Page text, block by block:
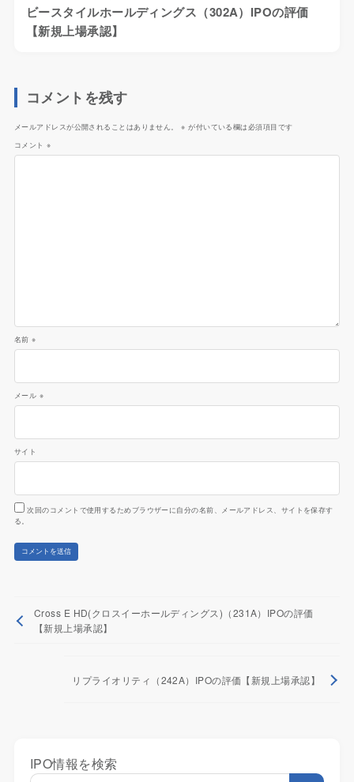
ビースタイルホールディングス（302A）IPOの評価
【新規上場承認】
コメントを残す
メールアドレスが公開されることはありません。 ※ が付いている欄は必須項目です
コメント※
名前※
メール ※
サイト
次回のコメントで使用するためブラウザーに自分の名前、メールアドレス、サイトを保存す
る。
Cross E HD(クロスイーホールディングス)（231A）IPOの評価
【新規上場承認】
リプライオリティ（242A）IPOの評価【新規上場承認】
IPO情報を検索